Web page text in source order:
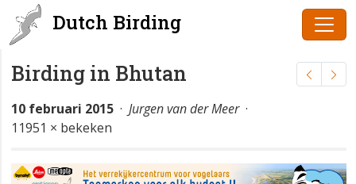
Dutch Birding
Birding in Bhutan
10 februari 2015 · Jurgen van der Meer·
11951 × bekeken